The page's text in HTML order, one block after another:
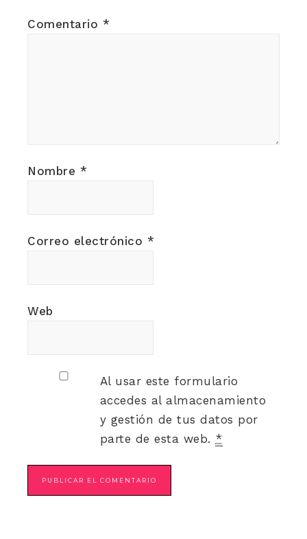
Comentario *
Nombre *
Correo electrónico *
Web
Al usar este formulario
accedes al almacenamiento
y gestión de tus datos por
parte de esta web. *